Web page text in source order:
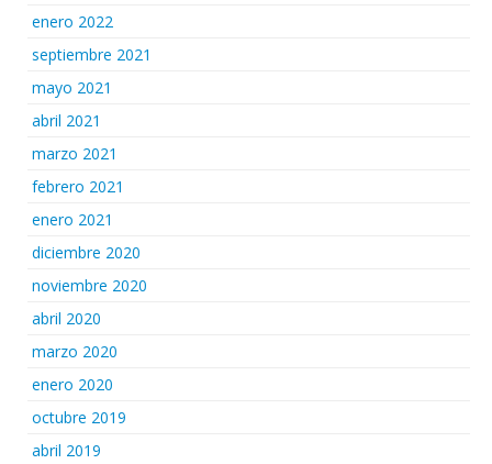
enero 2022
septiembre 2021
mayo 2021
abril 2021
marzo 2021
febrero 2021
enero 2021
diciembre 2020
noviembre 2020
abril 2020
marzo 2020
enero 2020
octubre 2019
abril 2019